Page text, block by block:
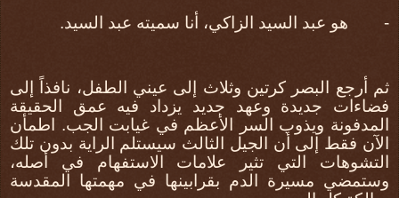
-
هو عبد السيد الزاكي، أنا سميته عبد السيد.
ثم أرجع البصر كرتين وثلاث إلى عيني الطفل، نافذاً إلى
فضاءات جديدة وعهد جديد يزداد فيه عمق الحقيقة
المدفونة ويذوب السر الأعظم في غيابت الجب. اطمأن
الآن فقط إلى أن الجيل الثالث سيستلم الراية بدون تلك
التشوهات التي تثير علامات الاستفهام في أصله،
وستمضي مسيرة الدم بقرابينها في مهمتها المقدسة